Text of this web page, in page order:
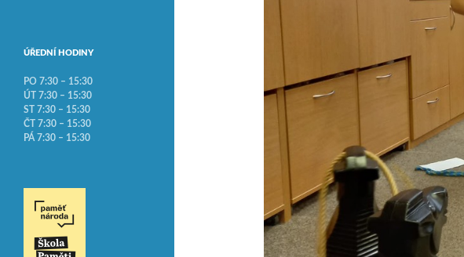
ÚŘEDNÍ HODINY
PO 7:30 – 15:30
ÚT 7:30 – 15:30
ST 7:30 – 15:30
ČT 7:30 – 15:30
PÁ 7:30 – 15:30